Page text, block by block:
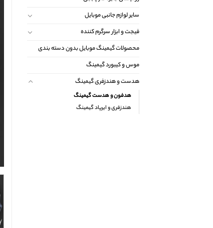
سایر لوازم جانبی موبایل
فیجت و ابزار سرگرم کننده
محصولات گیمینگ موبایل بدون دسته بندی
موس و کیبورد گیمینگ
هدست و هندزفری گیمینگ
هدفون و هدست گیمینگ
هندزفری و ایرپاد گیمینگ